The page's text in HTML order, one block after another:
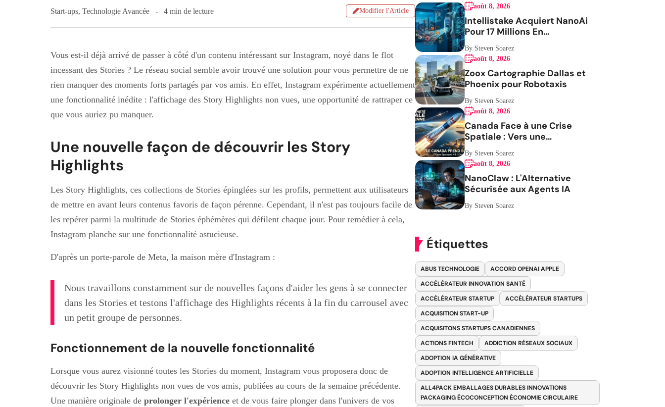
Start-ups, Technologie Avancée 4 min de lecture Modifier l'Article
Vous est-il déjà arrivé de passer à côté d'un contenu intéressant sur Instagram, noyé dans le flot
incessant des Stories ? Le réseau social semble avoir trouvé une solution pour vous permettre de ne
rien manquer des moments forts partagés par vos amis. En effet, Instagram expérimente actuellement
une fonctionnalité inédite : l'affichage des Story Highlights non vues, une opportunité de rattraper ce
que vous auriez pu manquer.
Une nouvelle façon de découvrir les Story
Highlights
Les Story Highlights, ces collections de Stories épinglées sur les profils, permettent aux utilisateurs
de mettre en avant leurs contenus favoris de façon pérenne. Cependant, il n'est pas toujours facile de
les repérer parmi la multitude de Stories éphémères qui défilent chaque jour. Pour remédier à cela,
Instagram planche sur une fonctionnalité astucieuse.
D'après un porte-parole de Meta, la maison mère d'Instagram :
Nous travaillons constamment sur de nouvelles façons d'aider les gens à se connecter
dans les Stories et testons l'affichage des Highlights récents à la fin du carrousel avec
un petit groupe de personnes.
Fonctionnement de la nouvelle fonctionnalité
Lorsque vous aurez visionné toutes les Stories du moment, Instagram vous proposera donc de
découvrir les Story Highlights non vues de vos amis, publiées au cours de la semaine précédente.
Une manière originale de prolonger l'expérience et de vous faire plonger dans l'univers de vos
août 8, 2026
Intellistake Acquiert NanoAi
Pour 17 Millions En
ActionsGenerating the
French blog article
By Steven Soarez
août 8, 2026
Zoox Cartographie Dallas et
Phoenix pour Robotaxis
By Steven Soarez
août 8, 2026
Canada Face à une Crise
Spatiale : Vers une
Indépendance Stratégique
By Steven Soarez
août 8, 2026
NanoClaw : L'Alternative
Sécurisée aux Agents IA
By Steven Soarez
Étiquettes
ABUS TECHNOLOGIE
ACCORD OPENAI APPLE
ACCÉLÉRATEUR INNOVATION SANTÉ
ACCÉLÉRATEUR STARTUP
ACCÉLÉRATEUR STARTUPS
ACQUISITION START-UP
ACQUISITONS STARTUPS CANADIENNES
ACTIONS FINTECH
ADDICTION RÉSEAUX SOCIAUX
ADOPTION IA GÉNÉRATIVE
ADOPTION INTELLIGENCE ARTIFICIELLE
ALL4PACK EMBALLAGES DURABLES INNOVATIONS
PACKAGING ÉCOCONCEPTION ÉCONOMIE CIRCULAIRE